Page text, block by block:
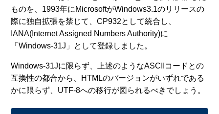
ものを、1993年にMicrosoftがWindows3.1のリリースの
際に独自拡張を禁じて、CP932として統合し、
IANA(Internet Assigned Numbers Authority)に
「Windows-31J」として登録しました。
Windows-31Jに限らず、上述のようなASCIIコードとの
互換性の都合から、HTMLのバージョンがいずれである
かに限らず、UTF-8への移行が図られるべきでしょう。